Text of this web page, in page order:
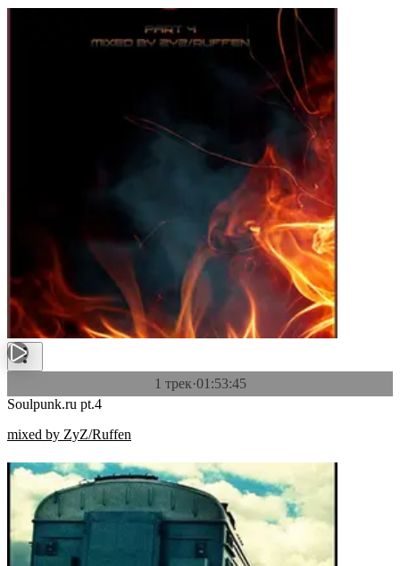
1 трек·01:53:45
Soulpunk.ru pt.4
mixed by ZyZ/Ruffen